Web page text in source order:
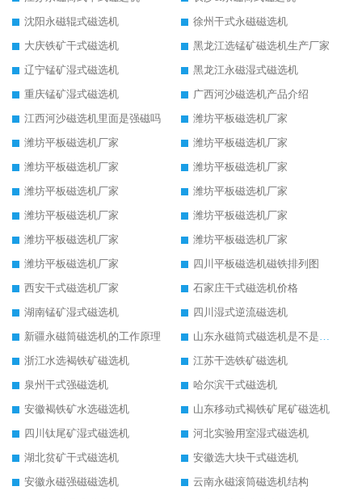
沈阳永磁辊式磁选机
徐州干式永磁磁选机
大庆铁矿干式磁选机
黑龙江选锰矿磁选机生产厂家
辽宁锰矿湿式磁选机
黑龙江永磁湿式磁选机
重庆锰矿湿式磁选机
广西河沙磁选机产品介绍
江西河沙磁选机里面是强磁吗
潍坊平板磁选机厂家
潍坊平板磁选机厂家
潍坊平板磁选机厂家
潍坊平板磁选机厂家
潍坊平板磁选机厂家
潍坊平板磁选机厂家
潍坊平板磁选机厂家
潍坊平板磁选机厂家
潍坊平板磁选机厂家
潍坊平板磁选机厂家
潍坊平板磁选机厂家
潍坊平板磁选机厂家
四川平板磁选机磁铁排列图
西安干式磁选机厂家
石家庄干式磁选机价格
湖南锰矿湿式磁选机
四川湿式逆流磁选机
新疆永磁筒磁选机的工作原理
山东永磁筒式磁选机是不是强磁
浙江水选褐铁矿磁选机
江苏干选铁矿磁选机
泉州干式强磁选机
哈尔滨干式磁选机
安徽褐铁矿水选磁选机
山东移动式褐铁矿尾矿磁选机
四川钛尾矿湿式磁选机
河北实验用室湿式磁选机
湖北贫矿干式磁选机
安徽选大块干式磁选机
安徽永磁强磁磁选机
云南永磁滚筒磁选机结构